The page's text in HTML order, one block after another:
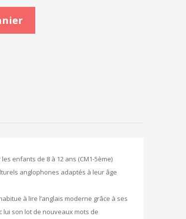
enfants de 8 à 12 ans (CM1-5ème)
anglophones adaptés à leur âge
à lire l’anglais moderne grâce à ses
son lot de nouveaux mots de